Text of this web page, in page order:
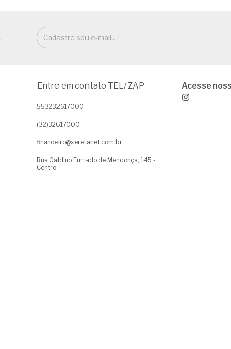
Entre em contato TEL/ ZAP
553232617000
(32)32617000
financeiro@xeretanet.com.br
Rua Galdino Furtado de Mendonça, 145 -
Centro